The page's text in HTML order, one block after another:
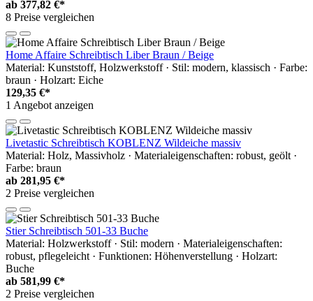
ab 377,82 €*
8 Preise vergleichen
Home Affaire Schreibtisch Liber Braun / Beige
Material: Kunststoff, Holzwerkstoff · Stil: modern, klassisch · Farbe:
braun · Holzart: Eiche
129,35 €*
1 Angebot anzeigen
Livetastic Schreibtisch KOBLENZ Wildeiche massiv
Material: Holz, Massivholz · Materialeigenschaften: robust, geölt ·
Farbe: braun
ab 281,95 €*
2 Preise vergleichen
Stier Schreibtisch 501-33 Buche
Material: Holzwerkstoff · Stil: modern · Materialeigenschaften:
robust, pflegeleicht · Funktionen: Höhenverstellung · Holzart:
Buche
ab 581,99 €*
2 Preise vergleichen